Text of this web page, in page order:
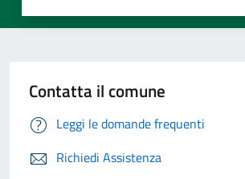
Contatta il comune
Leggi le domande frequenti
Richiedi Assistenza